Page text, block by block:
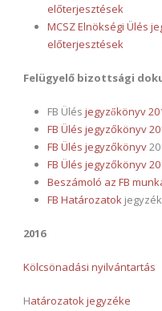
előterjesztések
MCSZ Elnökségi Ülés
előterjesztések
Felügyelő bizottsági
FB Ülés jegyzőkönyv
FB Ülés jegyzőkönyv
FB Ülés jegyzőkönyv
FB Ülés jegyzőkönyv
Beszámoló az FB
FB Határozatok
2016
Kölcsönadási nyilvántartás
Határozatok jegyzéke